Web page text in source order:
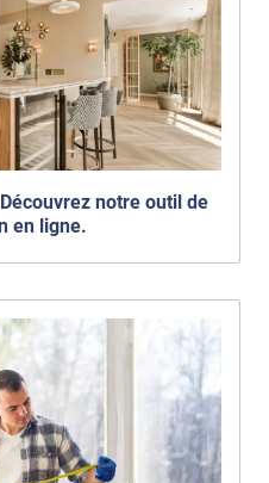
notre outil de
en ligne.